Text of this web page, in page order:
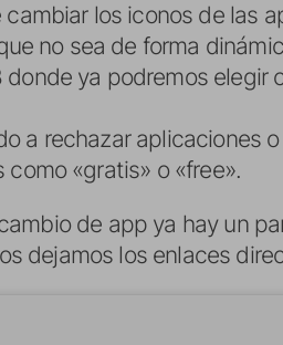
cambiar los iconos de las
no sea de forma
ya podremos
a rechazar aplicaciones
«gratis» o «free».
de app ya hay un
dejamos los enlaces